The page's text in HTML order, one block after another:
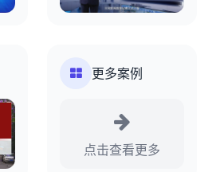
更多案例
点击查看更多